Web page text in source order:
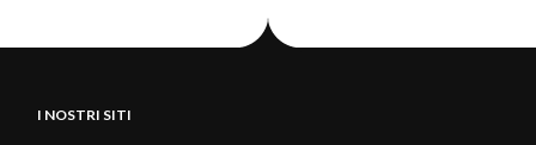
I NOSTRI SITI